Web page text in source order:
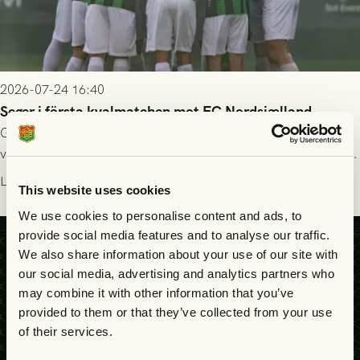
This website uses cookies
We use cookies to personalise content and ads, to
provide social media features and to analyse our traffic.
We also share information about your use of our site with
our social media, advertising and analytics partners who
may combine it with other information that you’ve
provided to them or that they’ve collected from your use
of their services.
2026-07-24 16:40
Seger i första kvalmatchen mot FC Nordsjælland
GAIS dominerade i första halvlek och skapade fler chanser,
välförtjänt fick de in ett ledningsmål strax innan halvtid. Efter
halvtidsvilan sjönk tempot när Nordsjälland tilläts ha mer av
bollen, men GAIS försvarade sig disciplinerat och säkrade en
seger! Matchfoto: Mikael Josefsson & Lasse Ekström
Läs mer